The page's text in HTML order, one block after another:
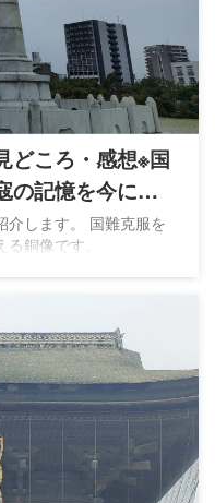
どころ・感想※国
の記憶を今に伝
介します。 国難克服を
銅像です。